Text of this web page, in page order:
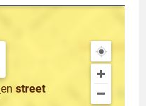
en street